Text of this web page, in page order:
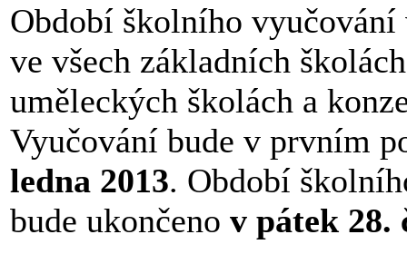
Období školního vyučování
ve všech základních
uměleckých školách a
Vyučování bude v prvním
ledna 2013. Období
bude ukončeno v pátek 28.